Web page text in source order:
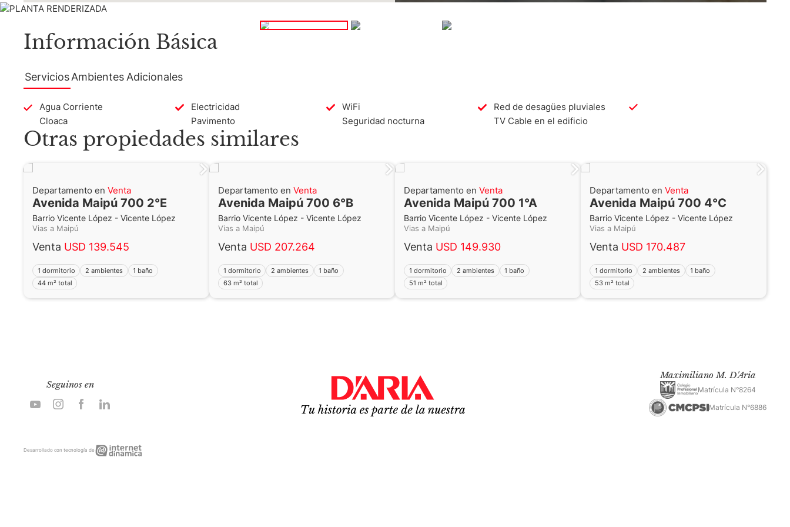
Información Básica
Servicios Ambientes Adicionales
Agua Corriente
Cloaca
Electricidad
Pavimento
WiFi
Seguridad nocturna
Red de desagües pluviales
TV Cable en el edificio
Otras propiedades similares
Departamento en Venta
Avenida Maipú 700 2°E
Barrio Vicente López - Vicente López
Vias a Maipú
Venta USD 139.545
1 dormitorio 2 ambientes
1 baño
44 m² total
Departamento en Venta
Avenida Maipú 700 6°B
Barrio Vicente López - Vicente López
Vias a Maipú
Venta USD 207.264
1 dormitorio 2 ambientes
1 baño
63 m² total
Departamento en Venta
Avenida Maipú 700 1°A
Barrio Vicente López - Vicente López
Vias a Maipú
Venta USD 149.930
1 dormitorio 2 ambientes
1 baño
51 m² total
Departamento en Venta
Avenida Maipú 700 4°C
Barrio Vicente López - Vicente López
Vias a Maipú
Venta USD 170.487
1 dormitorio 2 ambientes
1 baño
53 m² total
Seguinos en
Maximiliano M. D'Aria
Matrícula N°8264
Matrícula N°6886
Desarrollado con tecnología deInternet
Dinámica